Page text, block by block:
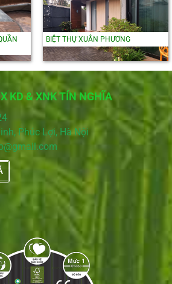
BIỆT THỰ XUÂN PHƯƠNG
KD & XNK TÍN NGHĨA
Phúc Lợi, Hà Nội